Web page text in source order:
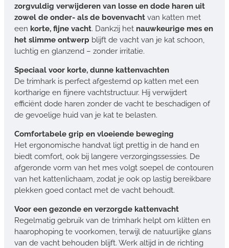
zorgvuldig verwijderen van losse en dode haren uit
zowel de onder- als de bovenvacht van katten met
een korte, fijne vacht. Dankzij het nauwkeurige mes en
het slimme ontwerp blijft de vacht van je kat schoon,
luchtig en glanzend – zonder irritatie.
Speciaal voor korte, dunne kattenvachten
De trimhark is perfect afgestemd op katten met een
kortharige en fijnere vachtstructuur. Hij verwijdert
efficiënt dode haren zonder de vacht te beschadigen of
de gevoelige huid van je kat te belasten.
Comfortabele grip en vloeiende beweging
Het ergonomische handvat ligt prettig in de hand en
biedt comfort, ook bij langere verzorgingssessies. De
afgeronde vorm van het mes volgt soepel de contouren
van het kattenlichaam, zodat je ook op lastig bereikbare
plekken goed contact met de vacht behoudt.
Voor een gezonde en verzorgde kattenvacht
Regelmatig gebruik van de trimhark helpt om klitten en
haarophoping te voorkomen, terwijl de natuurlijke glans
van de vacht behouden blijft. Werk altijd in de richting